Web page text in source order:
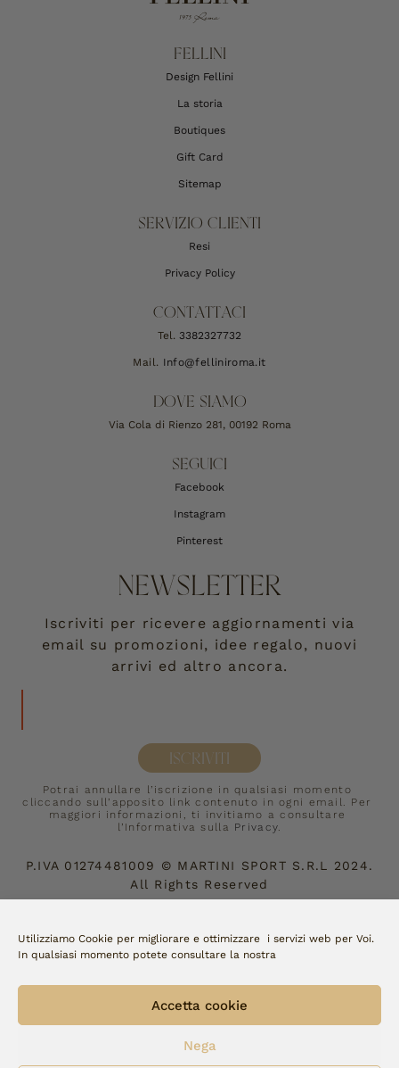
Utilizziamo Cookie per migliorare e ottimizzare i servizi web per Voi.
In qualsiasi momento potete consultare la nostra
Accetta cookie
Nega
FELLINI
Design Fellini
La storia
Boutiques
Gift Card
Sitemap
SERVIZIO CLIENTI
Resi
Privacy Policy
CONTATTACI
Tel. 3382327732
Mail. Info@felliniroma.it
DOVE SIAMO
Via Cola di Rienzo 281, 00192 Roma
SEGUICI
Facebook
Instagram
Pinterest
NEWSLETTER
Iscriviti per ricevere aggiornamenti via
email su promozioni, idee regalo, nuovi
arrivi ed altro ancora.
ISCRIVITI
Potrai annullare l’iscrizione in qualsiasi momento
cliccando sull’apposito link contenuto in ogni email. Per
maggiori informazioni, ti invitiamo a consultare
l’Informativa sulla Privacy.
P.IVA 01274481009 © MARTINI SPORT S.R.L 2024.
All Rights Reserved